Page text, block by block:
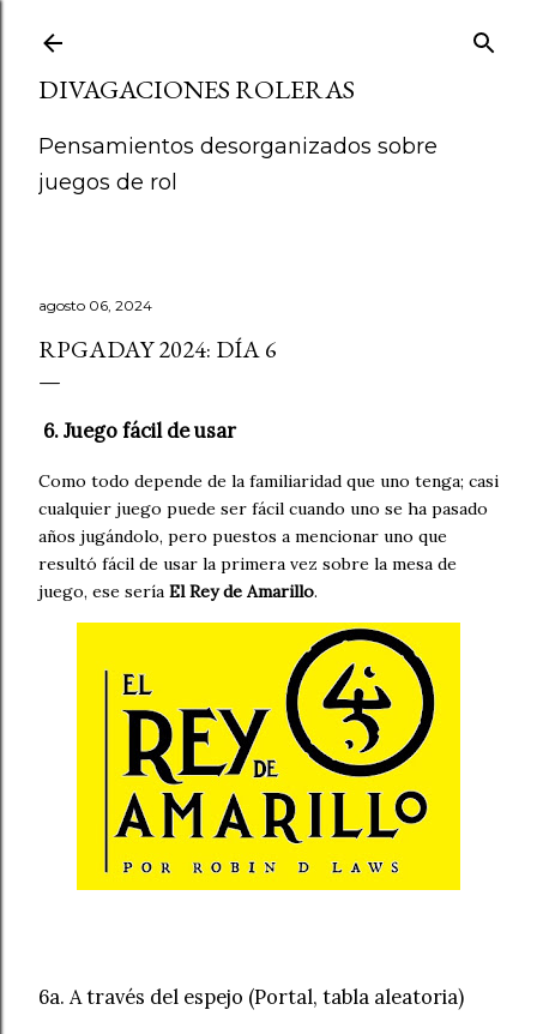
DIVAGACIONES ROLERAS
Pensamientos desorganizados sobre
juegos de rol
agosto 06, 2024
RPGADAY 2024: DÍA 6
6. Juego fácil de usar
Como todo depende de la familiaridad que uno tenga; casi
cualquier juego puede ser fácil cuando uno se ha pasado
años jugándolo, pero puestos a mencionar uno que
resultó fácil de usar la primera vez sobre la mesa de
juego, ese sería El Rey de Amarillo.
6a. A través del espejo (Portal, tabla aleatoria)